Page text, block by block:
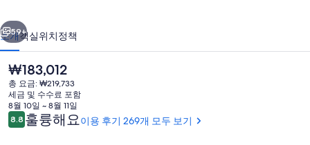
리
의
사
진
갤
59+
소개객실위치정책
현
재
가
격
은
₩183,012
₩183,012
총 요금: ₩219,733
세금 및 수수료 포함
8월 10일 ~ 8월 11일
이
용
8.810점 만점 중 8.8점.
훌륭해요이용 후기 269개 모두 보기